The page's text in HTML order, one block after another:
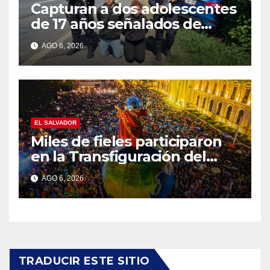
Capturan a dos adolescentes
de 17 años señalados de
intentar formar una pandilla
en Lourdes
AGO 6, 2026
EL SALVADOR
Miles de fieles participaron
en la Transfiguración del
Divino Salvador del Mundo
AGO 6, 2026
TRADUCIR ESTE SITIO